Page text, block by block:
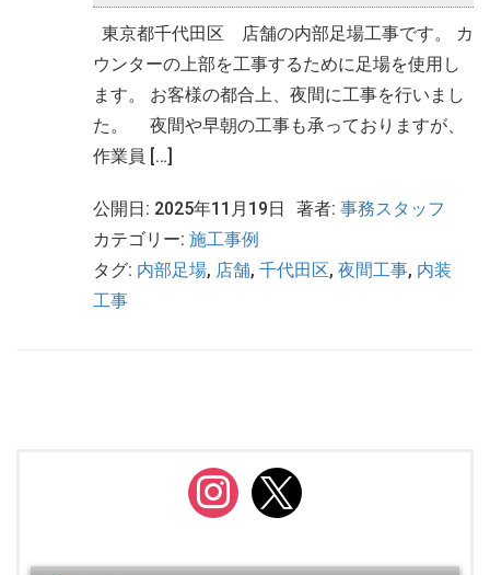
東京都千代田区 店舗の内部足場工事です。 カ
ウンターの上部を工事するために足場を使用し
ます。 お客様の都合上、夜間に工事を行いまし
た。 夜間や早朝の工事も承っておりますが、
作業員 […]
公開日: 2025年11月19日 著者: 事務スタッフ
カテゴリー: 施工事例
タグ: 内部足場, 店舗, 千代田区, 夜間工事, 内装
工事
instagram
x